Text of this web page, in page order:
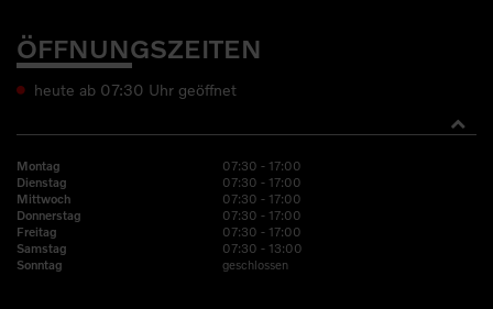
ÖFFNUNGSZEITEN
heute ab 07:30 Uhr geöffnet
Montag 07:30 - 17:00
Dienstag 07:30 - 17:00
Mittwoch 07:30 - 17:00
Donnerstag 07:30 - 17:00
Freitag 07:30 - 17:00
Samstag 07:30 - 13:00
Sonntag geschlossen